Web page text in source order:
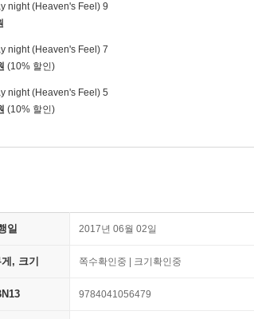
night (Heaven's Feel) 9
night (Heaven's Feel) 7
(10% 할인)
night (Heaven's Feel) 5
(10% 할인)
일 2017년 06월 02일
, 크기 쪽수확인중 | 크기확인중
9784041056479